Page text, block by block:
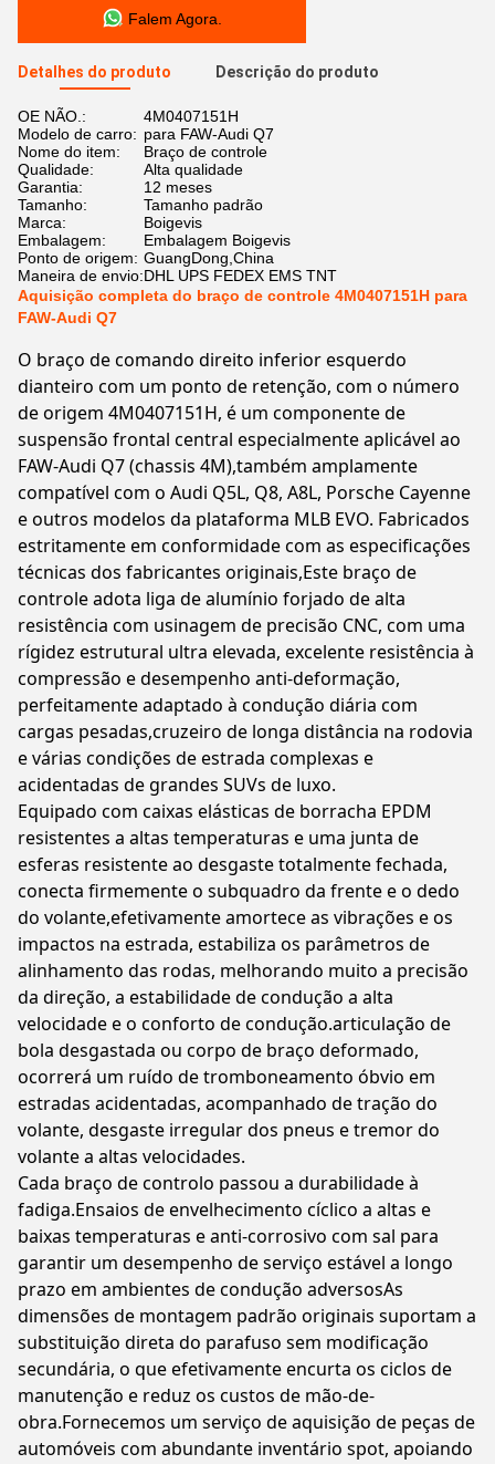
Falem Agora.
Detalhes do produto Descrição do produto
OE NÃO.:
4M0407151H
Modelo de carro: para FAW-Audi Q7
Nome do item:
Braço de controle
Qualidade:
Alta qualidade
Garantia:
12 meses
Tamanho:
Tamanho padrão
Marca:
Boigevis
Embalagem:
Embalagem Boigevis
Ponto de origem: GuangDong,China
Maneira de envio:DHL UPS FEDEX EMS TNT
Aquisição completa do braço de controle 4M0407151H para
FAW-Audi Q7
O braço de comando direito inferior esquerdo
dianteiro com um ponto de retenção, com o número
de origem 4M0407151H, é um componente de
suspensão frontal central especialmente aplicável ao
FAW-Audi Q7 (chassis 4M),também amplamente
compatível com o Audi Q5L, Q8, A8L, Porsche Cayenne
e outros modelos da plataforma MLB EVO. Fabricados
estritamente em conformidade com as especificações
técnicas dos fabricantes originais,Este braço de
controle adota liga de alumínio forjado de alta
resistência com usinagem de precisão CNC, com uma
rígidez estrutural ultra elevada, excelente resistência à
compressão e desempenho anti-deformação,
perfeitamente adaptado à condução diária com
cargas pesadas,cruzeiro de longa distância na rodovia
e várias condições de estrada complexas e
acidentadas de grandes SUVs de luxo.
Equipado com caixas elásticas de borracha EPDM
resistentes a altas temperaturas e uma junta de
esferas resistente ao desgaste totalmente fechada,
conecta firmemente o subquadro da frente e o dedo
do volante,efetivamente amortece as vibrações e os
impactos na estrada, estabiliza os parâmetros de
alinhamento das rodas, melhorando muito a precisão
da direção, a estabilidade de condução a alta
velocidade e o conforto de condução.articulação de
bola desgastada ou corpo de braço deformado,
ocorrerá um ruído de tromboneamento óbvio em
estradas acidentadas, acompanhado de tração do
volante, desgaste irregular dos pneus e tremor do
volante a altas velocidades.
Cada braço de controlo passou a durabilidade à
fadiga.Ensaios de envelhecimento cíclico a altas e
baixas temperaturas e anti-corrosivo com sal para
garantir um desempenho de serviço estável a longo
prazo em ambientes de condução adversosAs
dimensões de montagem padrão originais suportam a
substituição direta do parafuso sem modificação
secundária, o que efetivamente encurta os ciclos de
manutenção e reduz os custos de mão-de-
obra.Fornecemos um serviço de aquisição de peças de
automóveis com abundante inventário spot, apoiando